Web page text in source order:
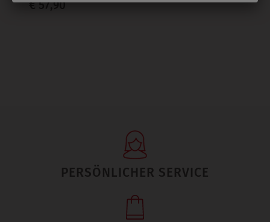
€ 57,90
PERSÖNLICHER SERVICE